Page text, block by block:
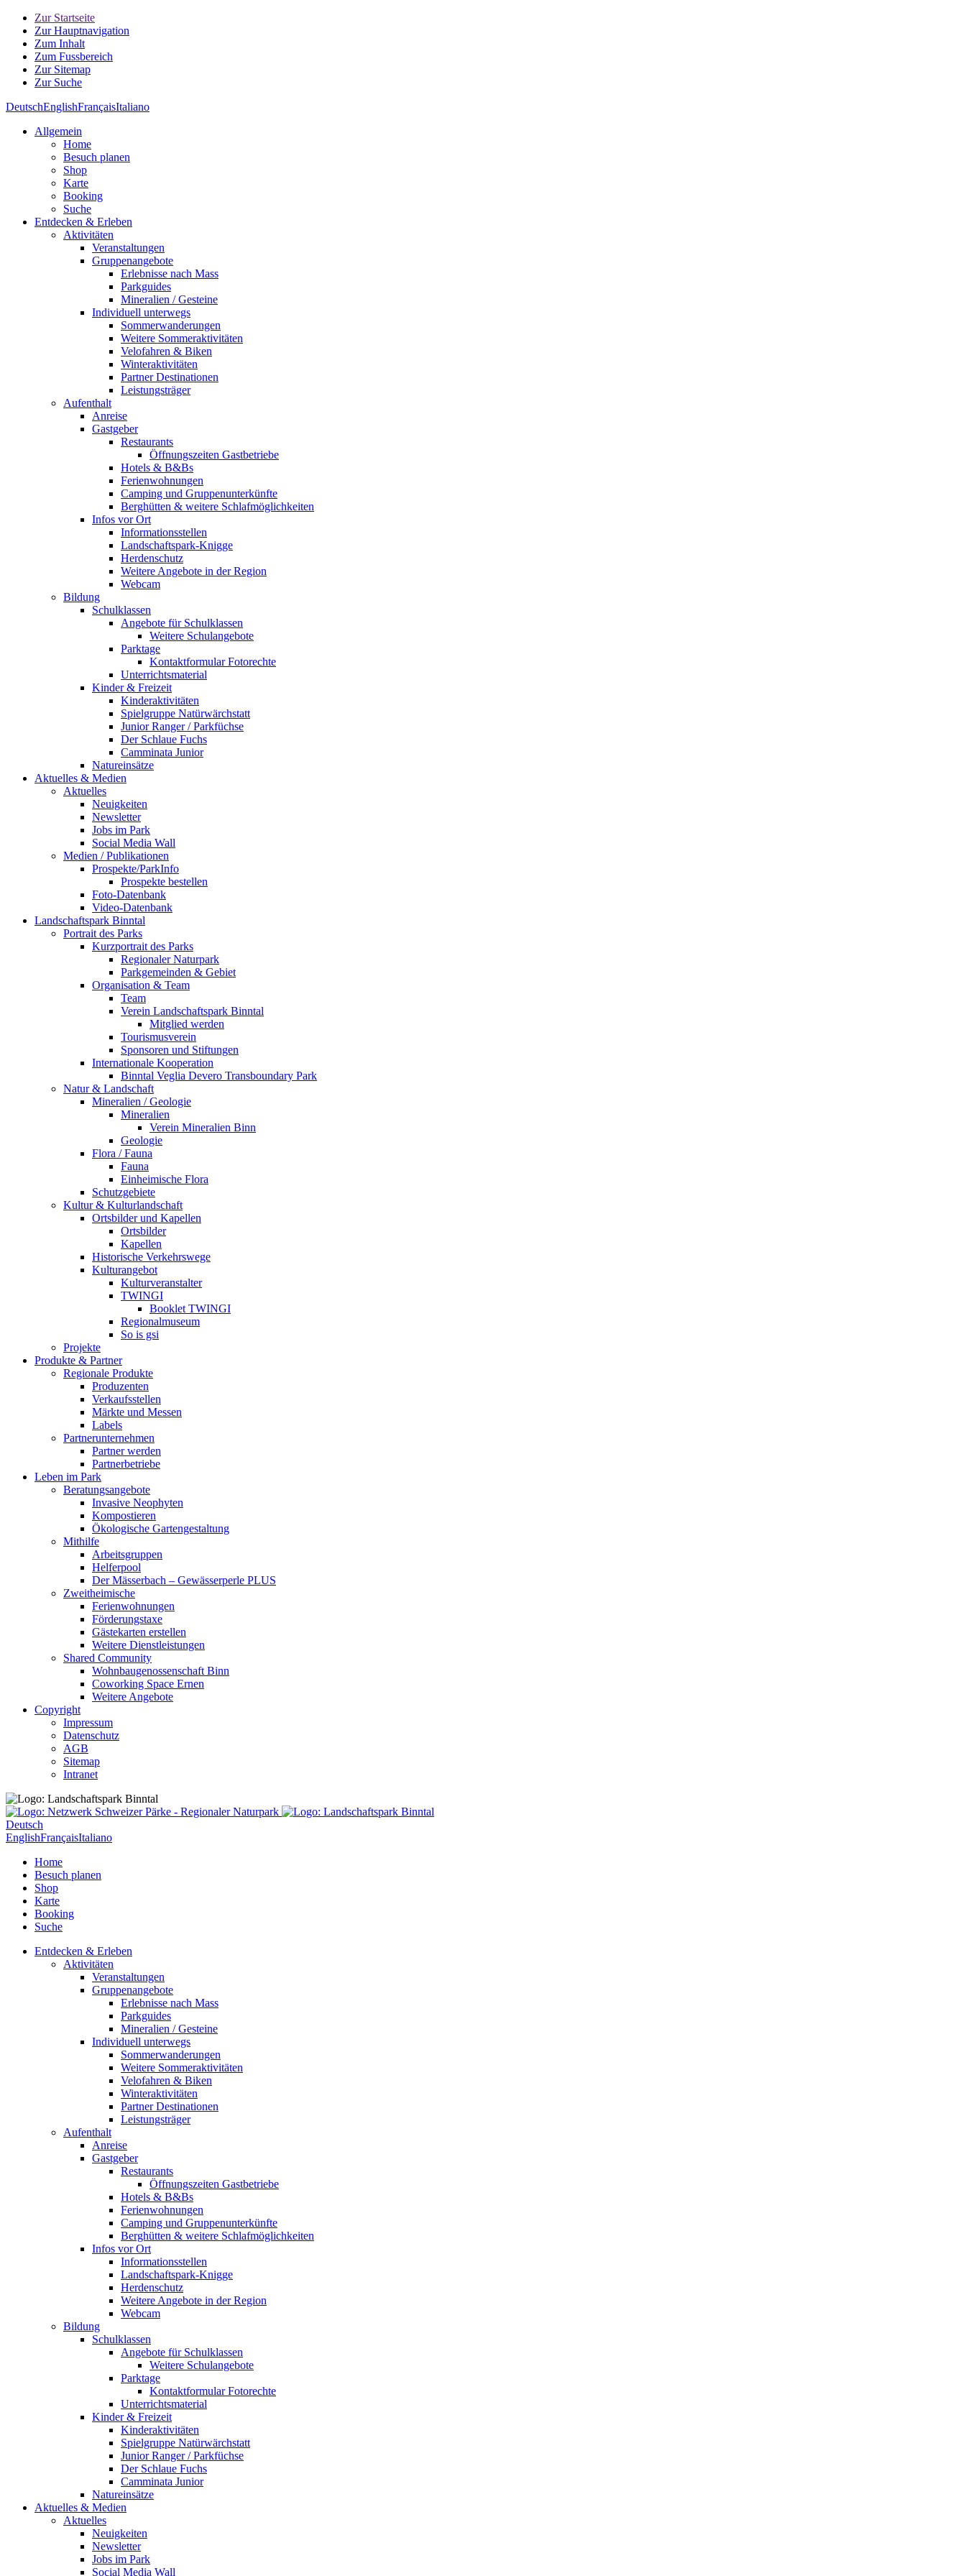
Zur Startseite
Zur Hauptnavigation
Zum Inhalt
Zum Fussbereich
Zur Sitemap
Zur Suche
DeutschEnglishFrançaisItaliano
Allgemein
Home
Besuch planen
Shop
Karte
Booking
Suche
Entdecken & Erleben
Aktivitäten
Veranstaltungen
Gruppenangebote
Erlebnisse nach Mass
Parkguides
Mineralien / Gesteine
Individuell unterwegs
Sommerwanderungen
Weitere Sommeraktivitäten
Velofahren & Biken
Winteraktivitäten
Partner Destinationen
Leistungsträger
Aufenthalt
Anreise
Gastgeber
Restaurants
Öffnungszeiten Gastbetriebe
Hotels & B&Bs
Ferienwohnungen
Camping und Gruppenunterkünfte
Berghütten & weitere Schlafmöglichkeiten
Infos vor Ort
Informationsstellen
Landschaftspark-Knigge
Herdenschutz
Weitere Angebote in der Region
Webcam
Bildung
Schulklassen
Angebote für Schulklassen
Weitere Schulangebote
Parktage
Kontaktformular Fotorechte
Unterrichtsmaterial
Kinder & Freizeit
Kinderaktivitäten
Spielgruppe Natürwärchstatt
Junior Ranger / Parkfüchse
Der Schlaue Fuchs
Camminata Junior
Natureinsätze
Aktuelles & Medien
Aktuelles
Neuigkeiten
Newsletter
Jobs im Park
Social Media Wall
Medien / Publikationen
Prospekte/ParkInfo
Prospekte bestellen
Foto-Datenbank
Video-Datenbank
Landschaftspark Binntal
Portrait des Parks
Kurzportrait des Parks
Regionaler Naturpark
Parkgemeinden & Gebiet
Organisation & Team
Team
Verein Landschaftspark Binntal
Mitglied werden
Tourismusverein
Sponsoren und Stiftungen
Internationale Kooperation
Binntal Veglia Devero Transboundary Park
Natur & Landschaft
Mineralien / Geologie
Mineralien
Verein Mineralien Binn
Geologie
Flora / Fauna
Fauna
Einheimische Flora
Schutzgebiete
Kultur & Kulturlandschaft
Ortsbilder und Kapellen
Ortsbilder
Kapellen
Historische Verkehrswege
Kulturangebot
Kulturveranstalter
TWINGI
Booklet TWINGI
Regionalmuseum
So is gsi
Projekte
Produkte & Partner
Regionale Produkte
Produzenten
Verkaufsstellen
Märkte und Messen
Labels
Partnerunternehmen
Partner werden
Partnerbetriebe
Leben im Park
Beratungsangebote
Invasive Neophyten
Kompostieren
Ökologische Gartengestaltung
Mithilfe
Arbeitsgruppen
Helferpool
Der Mässerbach – Gewässerperle PLUS
Zweitheimische
Ferienwohnungen
Förderungstaxe
Gästekarten erstellen
Weitere Dienstleistungen
Shared Community
Wohnbaugenossenschaft Binn
Coworking Space Ernen
Weitere Angebote
Copyright
Impressum
Datenschutz
AGB
Sitemap
Intranet
Deutsch
EnglishFrançaisItaliano
Home
Besuch planen
Shop
Karte
Booking
Suche
Entdecken & Erleben
Aktivitäten
Veranstaltungen
Gruppenangebote
Erlebnisse nach Mass
Parkguides
Mineralien / Gesteine
Individuell unterwegs
Sommerwanderungen
Weitere Sommeraktivitäten
Velofahren & Biken
Winteraktivitäten
Partner Destinationen
Leistungsträger
Aufenthalt
Anreise
Gastgeber
Restaurants
Öffnungszeiten Gastbetriebe
Hotels & B&Bs
Ferienwohnungen
Camping und Gruppenunterkünfte
Berghütten & weitere Schlafmöglichkeiten
Infos vor Ort
Informationsstellen
Landschaftspark-Knigge
Herdenschutz
Weitere Angebote in der Region
Webcam
Bildung
Schulklassen
Angebote für Schulklassen
Weitere Schulangebote
Parktage
Kontaktformular Fotorechte
Unterrichtsmaterial
Kinder & Freizeit
Kinderaktivitäten
Spielgruppe Natürwärchstatt
Junior Ranger / Parkfüchse
Der Schlaue Fuchs
Camminata Junior
Natureinsätze
Aktuelles & Medien
Aktuelles
Neuigkeiten
Newsletter
Jobs im Park
Social Media Wall